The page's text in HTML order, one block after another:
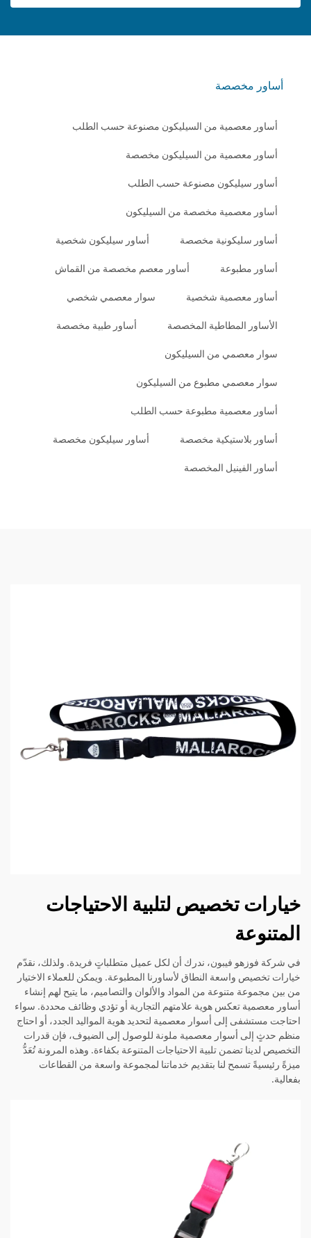
أساور مخصصة
أساور معصمية من السيليكون مصنوعة حسب الطلب
أساور معصمية من السيليكون مخصصة
أساور سيليكون مصنوعة حسب الطلب
أساور معصمية مخصصة من السيليكون
أساور سليكونية مخصصة أساور سيليكون شخصية
أساور مطبوعة أساور معصم مخصصة من القماش
أساور معصمية شخصية سوار معصمي شخصي
الأساور المطاطية المخصصة أساور طبية مخصصة
سوار معصمي من السيليكون
سوار معصمي مطبوع من السيليكون
أساور معصمية مطبوعة حسب الطلب
أساور بلاستيكية مخصصة أساور سيليكون مخصصة
أساور الفينيل المخصصة
خيارات تخصيص لتلبية الاحتياجات
المتنوعة
في شركة فوزهو فيبون، ندرك أن لكل عميل متطلباتٍ فريدة. ولذلك، نقدّم
خيارات تخصيص واسعة النطاق لأساورنا المطبوعة. ويمكن للعملاء الاختيار
من بين مجموعة متنوعة من المواد والألوان والتصاميم، ما يتيح لهم إنشاء
أساور معصمية تعكس هوية علامتهم التجارية أو تؤدي وظائف محددة. سواء
احتاجت مستشفى إلى أسوار معصمية لتحديد هوية المواليد الجدد، أو احتاج
منظم حدثٍ إلى أسوار معصمية ملونة للوصول إلى الضيوف، فإن قدرات
التخصيص لدينا تضمن تلبية الاحتياجات المتنوعة بكفاءة. وهذه المرونة تُعَدُّ
ميزةً رئيسيةً تسمح لنا بتقديم خدماتنا لمجموعة واسعة من القطاعات
بفعالية.